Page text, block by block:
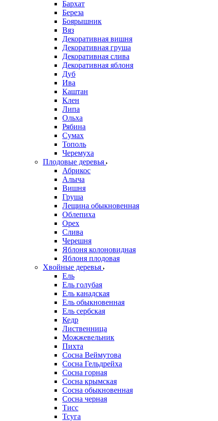
Бархат
Береза
Боярышник
Вяз
Декоративная вишня
Декоративная груша
Декоративная слива
Декоративная яблоня
Дуб
Ива
Каштан
Клен
Липа
Ольха
Рябина
Сумах
Тополь
Черемуха
Плодовые деревья
Абрикос
Алыча
Вишня
Груша
Лещина обыкновенная
Облепиха
Орех
Слива
Черешня
Яблоня колоновидная
Яблоня плодовая
Хвойные деревья
Ель
Ель голубая
Ель канадская
Ель обыкновенная
Ель сербская
Кедр
Лиственница
Можжевельник
Пихта
Сосна Веймутова
Сосна Гельдрейха
Сосна горная
Сосна крымская
Сосна обыкновенная
Сосна черная
Тисс
Тсуга